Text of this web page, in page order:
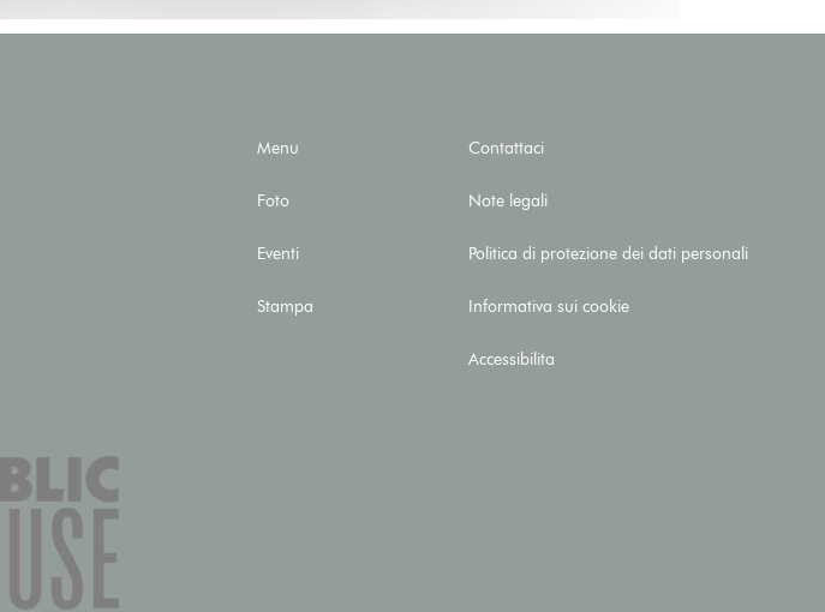
Menu
Foto
Eventi
Stampa
Contattaci
Note legali
Politica di protezione dei dati personali
Informativa sui cookie
Accessibilita